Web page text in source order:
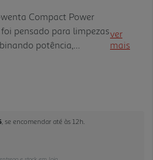
Compact Power
pensado para limpezas
potência,
avançada
de remover e permite
esvaziar. A filtragem
ver
mais
, se encomendar até às 12h.